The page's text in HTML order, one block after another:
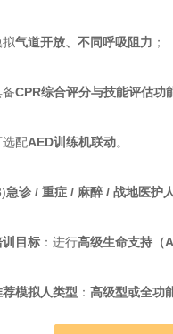
​气道开放、不同呼吸阻力​ ​；
​CPR综合评分与技能评估功
配​​AED训练机联动​​。
急诊 / 重症 / 麻醉 / 战地医护
训目标​ ​：进行​高级生命支持（
荐模拟人类型​ ​：​ 高级型或全功